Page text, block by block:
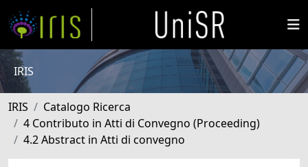
IRIS
IRIS
Catalogo Ricerca
4 Contributo in Atti di Convegno (Proceeding)
4.2 Abstract in Atti di convegno